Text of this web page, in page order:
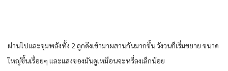
ผ่านไปและขุมพลังทั้ง 2 ถูกดึงเข้ามาผสานกันมากขึ้น วังวนก็เริ่มขยาย ขนาด
ใหญ่ขึ้นเรื่อยๆ และแสงของมันดูเหมือนจะหรี่ลงเล็กน้อย